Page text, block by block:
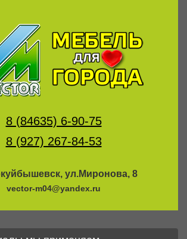
8 (84635) 6-90-75
8 (927) 267-84-53
ул.Миронова, 8
vector-m04@yandex.ru